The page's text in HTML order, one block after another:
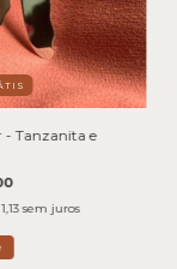
- Tanzanita e
sem juros